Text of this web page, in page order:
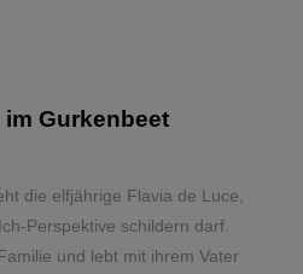
Gurkenbeet
die elfjährige Flavia de Luce,
Perspektive schildern darf.
und lebt mit ihrem Vater